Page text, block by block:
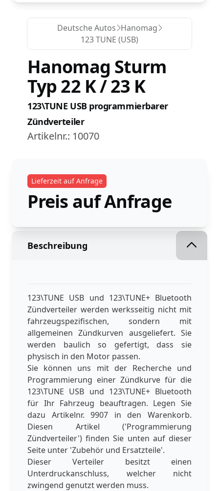
Deutsche Autos Hanomag
123 TUNE (USB)
Hanomag Sturm
Typ 22 K / 23 K
123\TUNE USB programmierbarer
Zündverteiler
Artikelnr.: 10070
Lieferzeit auf Anfrage
Preis auf Anfrage
Beschreibung
123\TUNE USB und 123\TUNE+ Bluetooth
Zündverteiler werden werksseitig nicht mit
fahrzeugspezifischen, sondern mit
allgemeinen Zündkurven ausgeliefert. Sie
werden baulich so gefertigt, dass sie
physisch in den Motor passen.
Sie können uns mit der Recherche und
Programmierung einer Zündkurve für die
123\TUNE USB und 123\TUNE+ Bluetooth
für Ihr Fahrzeug beauftragen. Legen Sie
dazu Artikelnr. 9907 in den Warenkorb.
Diesen Artikel ('Programmierung
Zündverteiler') finden Sie unten auf dieser
Seite unter 'Zubehör und Ersatzteile'.
Dieser Verteiler besitzt einen
Unterdruckanschluss, welcher nicht
zwingend genutzt werden muss.